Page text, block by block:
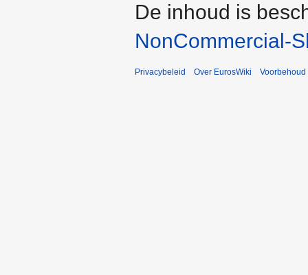
De inhoud is
NonCommercial-
Privacybeleid Over EurosWiki Voorbehoud